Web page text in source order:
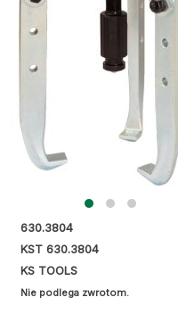
630.3804
KST 630.3804
KS TOOLS
Nie podlega zwrotom.